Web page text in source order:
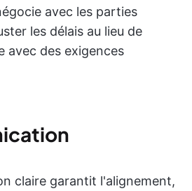
avec les parties
les délais au lieu de
avec des exigences
claire garantit l'alignement,